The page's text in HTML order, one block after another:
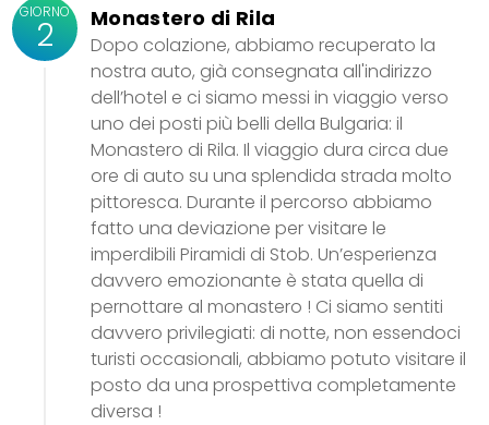
GIORNO
2 Monastero di Rila
Dopo colazione, abbiamo recuperato la
nostra auto, già consegnata all'indirizzo
dell’hotel e ci siamo messi in viaggio verso
uno dei posti più belli della Bulgaria: il
Monastero di Rila. Il viaggio dura circa due
ore di auto su una splendida strada molto
pittoresca. Durante il percorso abbiamo
fatto una deviazione per visitare le
imperdibili Piramidi di Stob. Un’esperienza
davvero emozionante è stata quella di
pernottare al monastero ! Ci siamo sentiti
davvero privilegiati: di notte, non essendoci
turisti occasionali, abbiamo potuto visitare il
posto da una prospettiva completamente
diversa !